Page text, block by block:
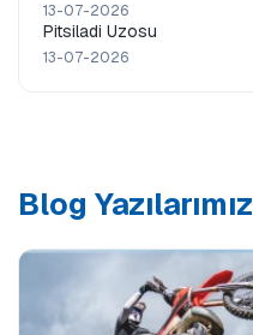
13-07-2026
Pitsiladi Uzosu
13-07-2026
Blog Yazılarımız